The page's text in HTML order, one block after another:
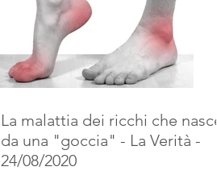
La malattia dei ricchi che nasce
da una "goccia" - La Verità -
24/08/2020